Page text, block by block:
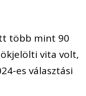
több mint 90
vita volt,
es választási